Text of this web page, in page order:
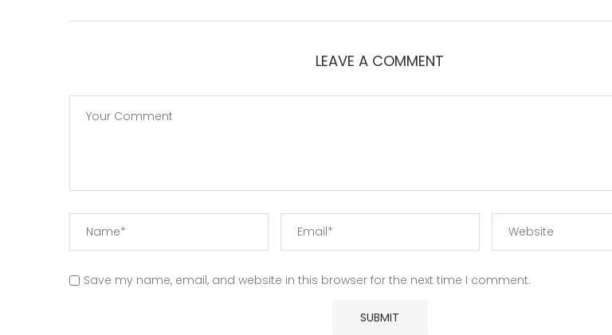
LEAVE A COMMENT
Save my name, email, and website in this browser for the next time I comment.